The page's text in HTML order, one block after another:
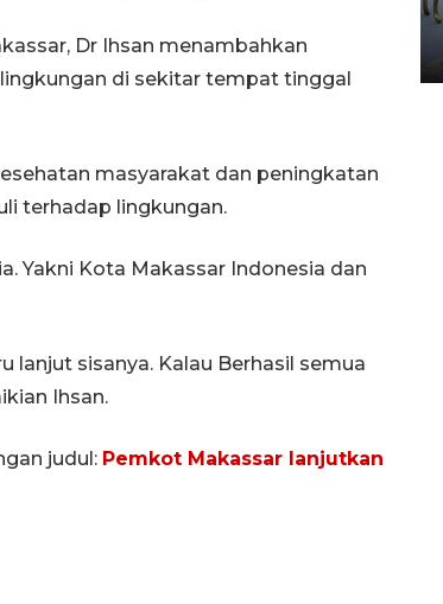
Dr Ihsan menambahkan
di sekitar tempat tinggal
masyarakat dan peningkatan
terhadap lingkungan.
Yakni Kota Makassar Indonesia dan
lanjut sisanya. Kalau Berhasil semua
Ihsan.
judul: Pemkot Makassar lanjutkan
02 April 2026 12:51 WIB